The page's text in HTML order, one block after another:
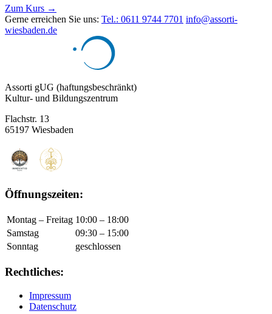
Zum Kurs →
Gerne erreichen Sie uns: Tel.: 0611 9744 7701 info@assorti-
wiesbaden.de
Assorti gUG (haftungsbeschränkt)
Kultur- und Bildungszentrum
Flachstr. 13
65197 Wiesbaden
Öffnungszeiten:
Montag – Freitag 10:00 – 18:00
Samstag
09:30 – 15:00
Sonntag
geschlossen
Rechtliches:
Impressum
Datenschutz